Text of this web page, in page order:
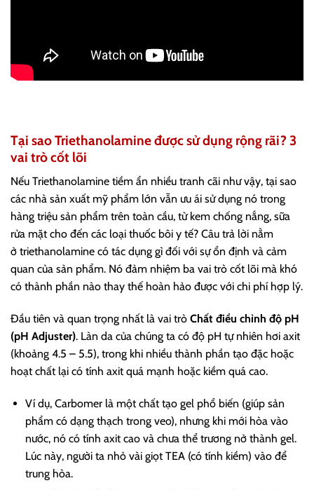
Tại sao Triethanolamine được sử dụng rộng rãi? 3
vai trò cốt lõi
Nếu Triethanolamine tiềm ẩn nhiều tranh cãi như vậy, tại sao
các nhà sản xuất mỹ phẩm lớn vẫn ưu ái sử dụng nó trong
hàng triệu sản phẩm trên toàn cầu, từ kem chống nắng, sữa
rửa mặt cho đến các loại thuốc bôi y tế? Câu trả lời nằm
ở triethanolamine có tác dụng gì đối với sự ổn định và cảm
quan của sản phẩm. Nó đảm nhiệm ba vai trò cốt lõi mà khó
có thành phần nào thay thế hoàn hảo được với chi phí hợp lý.
Đầu tiên và quan trọng nhất là vai trò Chất điều chỉnh độ pH
(pH Adjuster). Làn da của chúng ta có độ pH tự nhiên hơi axit
(khoảng 4.5 – 5.5), trong khi nhiều thành phần tạo đặc hoặc
hoạt chất lại có tính axit quá mạnh hoặc kiềm quá cao.
Ví dụ, Carbomer là một chất tạo gel phổ biến (giúp sản
phẩm có dạng thạch trong veo), nhưng khi mới hòa vào
nước, nó có tính axit cao và chưa thể trương nở thành gel.
Lúc này, người ta nhỏ vài giọt TEA (có tính kiềm) vào để
trung hòa.